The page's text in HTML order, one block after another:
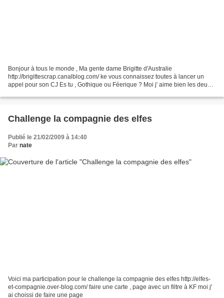
Bonjour à tous le monde , Ma gente dame Brigitte d'Australie
http://brigittescrap.canalblog.com/ ke vous connaissez toutes à lancer un
appel pour son CJ Es tu , Gothique ou Féerique ? Moi j' aime bien les deux ,
Challenge la compagnie des elfes
Publié le 21/02/2009 à 14:40
Par nate
Voici ma participation pour le challenge la compagnie des elfes http://elfes-
et-compagnie.over-blog.com/ faire une carte , page avec un filtre à KF moi j'
ai choissi de faire une page